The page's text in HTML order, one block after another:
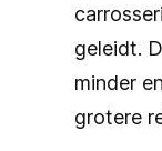
geleidt.
minder
grotere